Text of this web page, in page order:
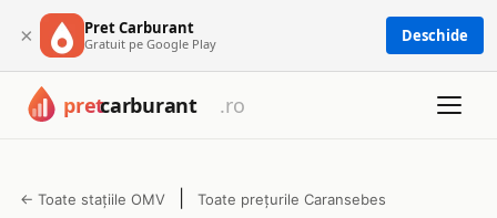
× Pret Carburant
Gratuit pe Google Play Deschide
← Toate stațiile OMV Toate prețurile Caransebes